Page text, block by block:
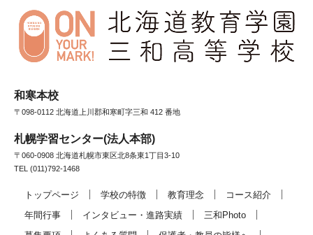
和寒本校
〒098-0112 北海道上川郡和寒町字三和 412 番地
札幌学習センター(法人本部)
〒060-0908 北海道札幌市東区北8条東1丁目3-10
TEL (011)792-1468
トップページ 学校の特徴 教育理念
コース紹介
年間行事
インタビュー・進路実績
三和Photo